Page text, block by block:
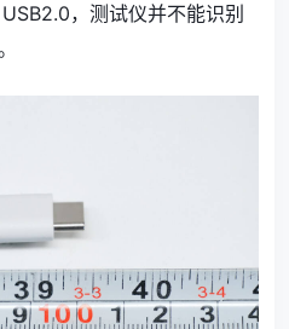
，测试仪并不能识别